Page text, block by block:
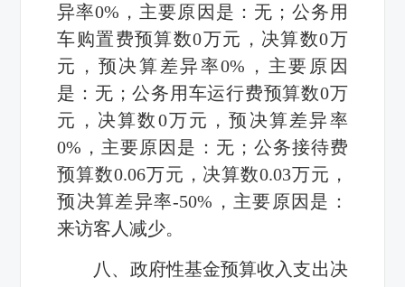
异率0% ，主要原因是：无； 公务用
车购置费预算数0万元，决算数0万
元，预决算差异率0% ，主要原因
是：无； 公务用车运行费预算数0万
元，决算数0万元，预决算差异率
0% ，主要原因是：无； 公务接待费
预算数0.06万元，决算数0.03万元，
预决算差异率-50% ，主要原因是：
来访客人减少。
八、政府性基金预算收入支出决